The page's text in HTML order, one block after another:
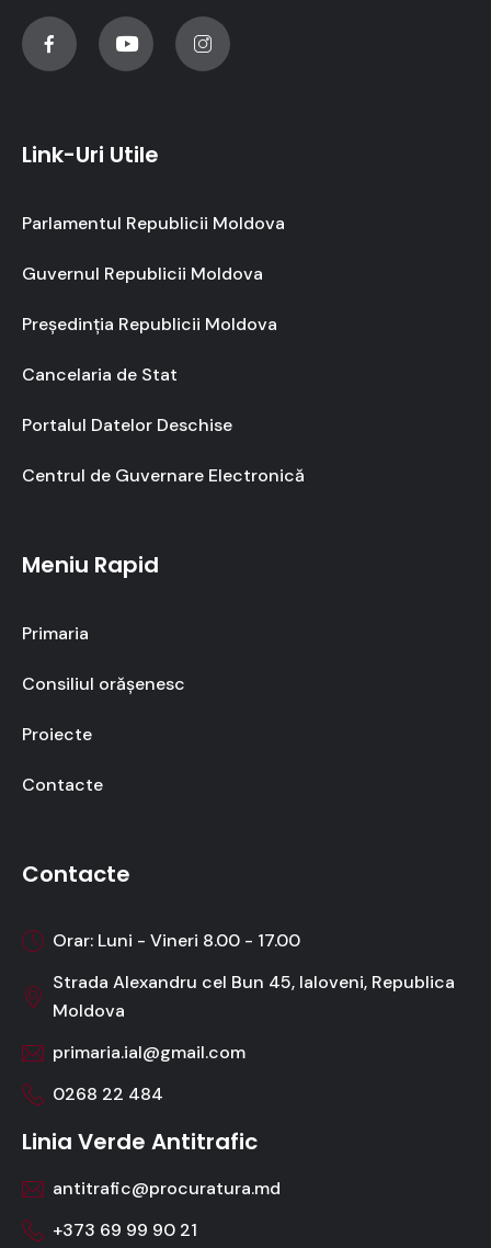
Link-Uri Utile
Parlamentul Republicii Moldova
Guvernul Republicii Moldova
Președinția Republicii Moldova
Cancelaria de Stat
Portalul Datelor Deschise
Centrul de Guvernare Electronică
Meniu Rapid
Primaria
Consiliul orășenesc
Proiecte
Contacte
Contacte
Orar: Luni - Vineri 8.00 - 17.00
Strada Alexandru cel Bun 45, Ialoveni, Republica
Moldova
primaria.ial@gmail.com
0268 22 484
Linia Verde Antitrafic
antitrafic@procuratura.md
+373 69 99 90 21